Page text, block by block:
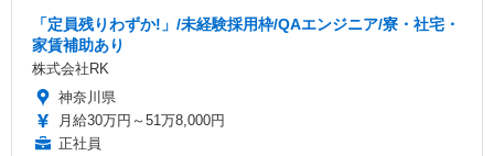
「定員残りわずか!」/未経験採用枠/QAエンジニア/寮・社宅・
家賃補助あり
株式会社RK
神奈川県
月給30万円～51万8,000円
正社員